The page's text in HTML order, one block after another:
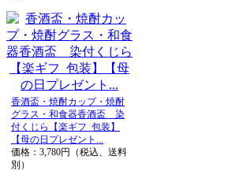
香酒盃・焼酎カップ・焼酎
グラス・和食器香酒盃 染
付くじら【楽ギフ_包装】
【母の日プレゼント...
価格：3,780円（税込、送料
別）